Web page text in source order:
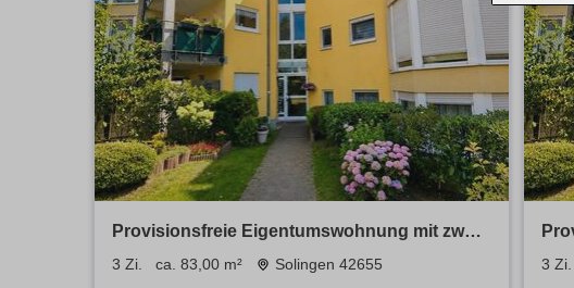
Provisionsfreie Eigentumswohnung mit zwei
Bädern und Garage
3 Zi. ca. 83,00 m² Solingen 42655 3 Zi.